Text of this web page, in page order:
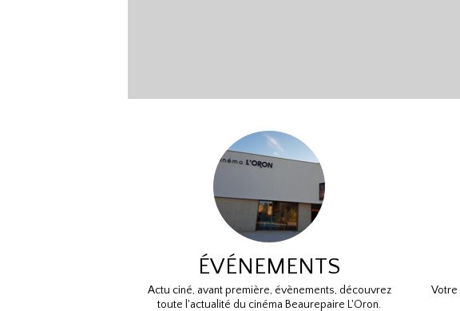
ÉVÉNEMENTS
Actu ciné, avant première, évènements, découvrez
toute l'actualité du cinéma Beaurepaire L'Oron.
Votre